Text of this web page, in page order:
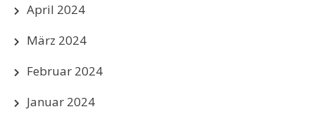
April 2024
März 2024
Februar 2024
Januar 2024